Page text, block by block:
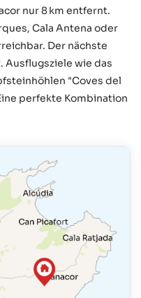
nur 8 km entfernt.
Cala Antena oder
Der nächste
Ausflugsziele wie das
"Coves del
perfekte Kombination